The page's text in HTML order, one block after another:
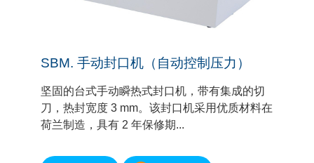
SBM. 手动封口机（自动控制压力）
坚固的台式手动瞬热式封口机，带有集成的切
刀，热封宽度 3 mm。该封口机采用优质材料在
荷兰制造，具有 2 年保修期...